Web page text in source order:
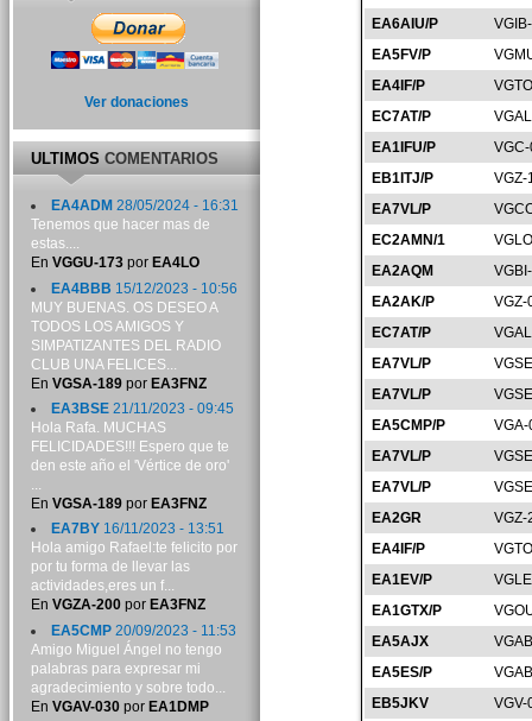
EA6AIU/P
EA5FV/P
EA4IF/P
EC7AT/P
EA1IFU/P
EB1ITJ/P
VGZ-
EA7VL/P
EC2AMN/1
EA2AQM
EA2AK/P
VGZ-
EC7AT/P
EA7VL/P
EA7VL/P
EA5CMP/P
EA7VL/P
EA7VL/P
EA2GR
VGZ-
EA4IF/P
EA1EV/P
EA1GTX/P
EA5AJX
EA5ES/P
EB5JKV
VGV-
Ver donaciones
ULTIMOSCOMENTARIOS
EA4ADM 28/05/2024 - 16:31
Tenemos que hacer mas de
estas....
En VGGU-173por EA4LO
EA4BBB 15/12/2023 - 10:56
MUY BUENAS. OS DESEO A
TODOS LOS AMIGOS Y
SIMPATIZANTES DEL RADIO
CLUB UNA FELICES...
En VGSA-189por EA3FNZ
EA3BSE21/11/2023 - 09:45
Hola Rafa. MUCHAS
FELICIDADES!!! Espero que te
den este año el 'Vértice de oro'
...
En VGSA-189por EA3FNZ
EA7BY16/11/2023 - 13:51
Hola amigo Rafael:te felicito por
por tu forma de llevar las
actividades,eres un f...
En VGZA-200por EA3FNZ
EA5CMP20/09/2023 - 11:53
Amigo Miguel Ángel no tengo
palabras para expresar mi
agradecimiento y sobre todo...
En VGAV-030por EA1DMP